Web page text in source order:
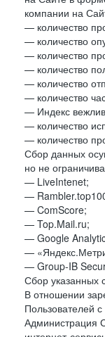
компании на
— количество
— количество
— количество
— количество
— количество
— количество
— Индекс
— количество
— количество
Сбор данных
но не
— LiveIntenet;
—
— ComScore;
— Top.Mail.ru;
— Google
—
— Group-IB
Сбор указанных
В отношении
Пользователей
Администрация